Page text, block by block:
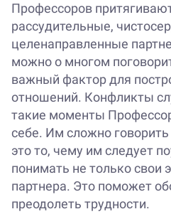
Профессоров
рассудительные,
целенаправленные
можно о многом
важный фактор для
отношений. Конфликты
такие моменты
себе. Им сложно говорить
это то, чему им следует
понимать не только свои
партнера. Это поможет
преодолеть трудности.